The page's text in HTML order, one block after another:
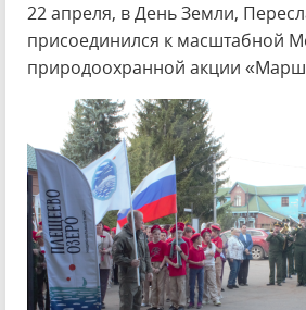
22 апреля, в День Земли,
присоединился к масштабной
природоохранной акции